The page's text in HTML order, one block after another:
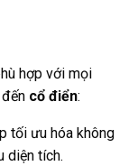
hợp với mọi
đến cổ điển:
tối ưu hóa không
diện tích.